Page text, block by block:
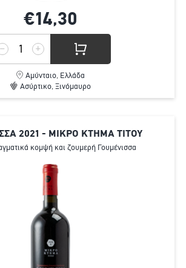
€14,30
Αμύνταιο, Ελλάδα
Ασύρτικο, Ξινόμαυρο
2021 - ΜΙΚΡΟ ΚΤΗΜΑ ΤΙΤΟΥ
κομψή και ζουμερή Γουμένισσα